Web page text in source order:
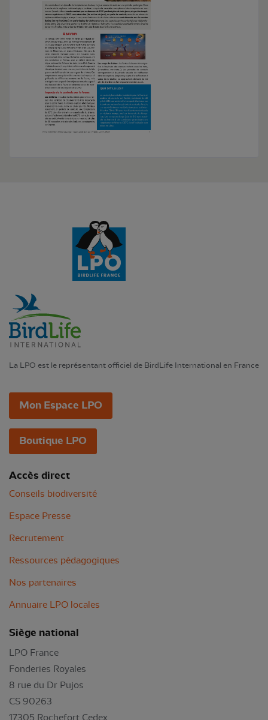
La LPO est le représentant officiel de BirdLife International en France
Mon Espace LPO
Boutique LPO
Accès direct
Conseils biodiversité
Espace Presse
Recrutement
Ressources pédagogiques
Nos partenaires
Annuaire LPO locales
Siège national
LPO France
Fonderies Royales
8 rue du Dr Pujos
CS 90263
17305 Rochefort Cedex